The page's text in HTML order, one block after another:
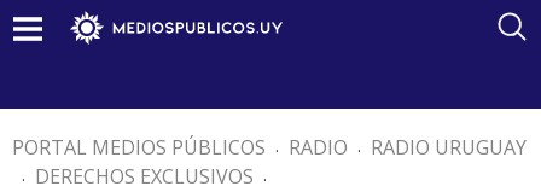
PORTAL MEDIOS PÚBLICOS . RADIO . RADIO URUGUAY
. DERECHOS EXCLUSIVOS .